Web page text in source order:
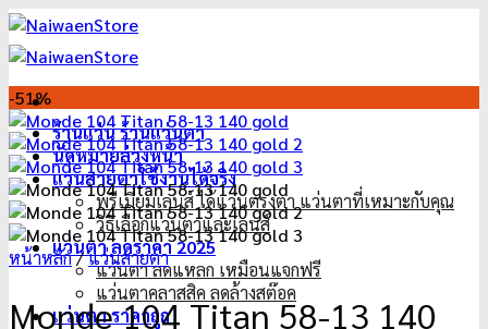
ข้าม
ไป
ยัง
เนื้อหา
ร้านแว่น ร้านแว่นตา
นัดหมายล่วงหน้า
แว่นสายตาใช้งานได้จริง
พรีเมี่ยมเลนส์ ได้แว่นตรงตา แว่นตาที่เหมาะกับคุณ
วิธีเลือกแว่นตาและเลนส์
แว่นตา ลดราคา 2025
แว่นตา ลดแหลก เหมือนแจกฟรี
แว่นตาคลาสสิค ลดล้างสต๊อค
แว่นตา ราคาถูก
-51%
หน้าหลัก/แว่นสายตา
Monde 104 Titan 58-13 140